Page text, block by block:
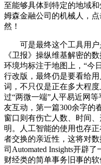
至能够具体到特定的地域
姆森金融公司的机械人，
然！
可是最终这个工具用户
《卫报》操纵维基解密的
环境均标注于地图上，“今
行改版，最终仍是要看给
词，不只仅是正在多大程
过“两微一端”人平易近网
友互动，第一篇300余字的
窗口则有伤亡人数、时间
明。人工智能的使用也存
者交换的亲近性，这将对
司Automated Insights开辟
财经类的简单事务旧事的